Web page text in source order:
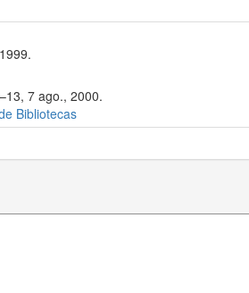
7 ago., 2000.
Bibliotecas